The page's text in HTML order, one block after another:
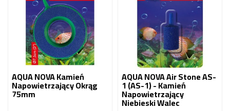
AQUA NOVA Kamień
Napowietrzający Okrąg
75mm
AQUA NOVA Air Stone AS-
1 (AS-1) - Kamień
Napowietrzający
Niebieski Walec